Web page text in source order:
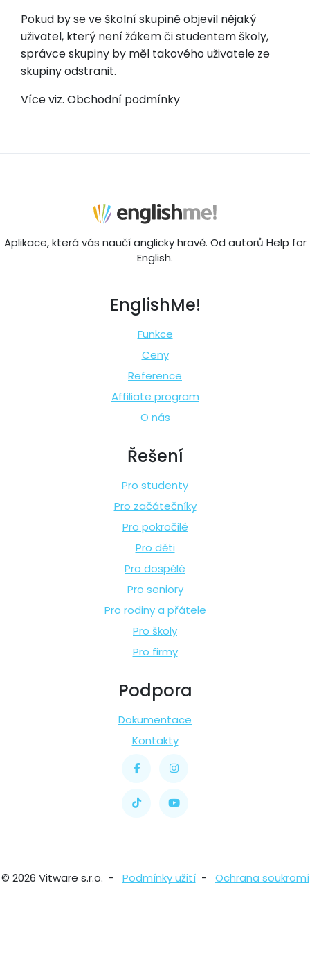
Pokud by se ve školní skupině objevil nějaký
uživatel, který není žákem či studentem školy,
správce skupiny by měl takového uživatele ze
skupiny odstranit.
Více viz. Obchodní podmínky
Aplikace, která vás naučí anglicky hravě. Od autorů Help for
English.
EnglishMe!
Funkce
Ceny
Reference
Affiliate program
O nás
Řešení
Pro studenty
Pro začátečníky
Pro pokročilé
Pro děti
Pro dospělé
Pro seniory
Pro rodiny a přátele
Pro školy
Pro firmy
Podpora
Dokumentace
Kontakty
© 2026 Vitware s.r.o. - Podmínky užití- Ochrana soukromí